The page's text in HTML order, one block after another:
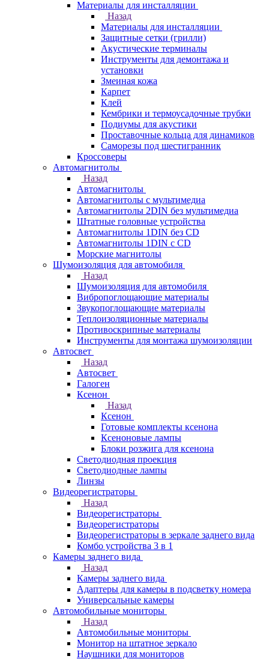
Материалы для инсталляции
Назад
Материалы для инсталляции
Защитные сетки (грилли)
Акустические терминалы
Инструменты для демонтажа и
установки
Змеиная кожа
Карпет
Клей
Кембрики и термоусадочные трубки
Подиумы для акустики
Проставочные кольца для динамиков
Саморезы под шестигранник
Кроссоверы
Автомагнитолы
Назад
Автомагнитолы
Автомагнитолы с мультимедиа
Автомагнитолы 2DIN без мультимедиа
Штатные головные устройства
Автомагнитолы 1DIN без CD
Автомагнитолы 1DIN с CD
Морские магнитолы
Шумоизоляция для автомобиля
Назад
Шумоизоляция для автомобиля
Вибропоглощающие материалы
Звукопоглощающие материалы
Теплоизоляционные материалы
Противоскрипные материалы
Инструменты для монтажа шумоизоляции
Автосвет
Назад
Автосвет
Галоген
Ксенон
Назад
Ксенон
Готовые комплекты ксенона
Ксеноновые лампы
Блоки розжига для ксенона
Светодиодная проекция
Светодиодные лампы
Линзы
Видеорегистраторы
Назад
Видеорегистраторы
Видеорегистраторы
Видеорегистраторы в зеркале заднего вида
Комбо устройства 3 в 1
Камеры заднего вида
Назад
Камеры заднего вида
Адаптеры для камеры в подсветку номера
Универсальные камеры
Автомобильные мониторы
Назад
Автомобильные мониторы
Монитор на штатное зеркало
Наушники для мониторов